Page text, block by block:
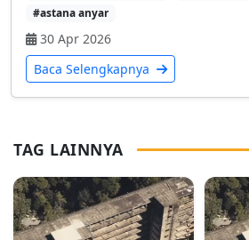
#astana anyar
30 Apr 2026
Baca Selengkapnya
TAG LAINNYA